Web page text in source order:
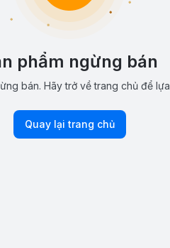
phẩm ngừng bán
bán. Hãy trở về trang chủ để
Quay lại trang chủ